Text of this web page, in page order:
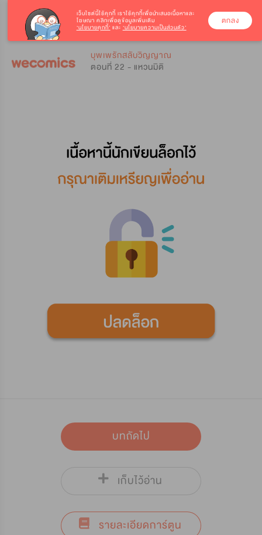
บุพเพรักสลับวิญญาณ
ตอนที่ 22 - แหวนมิติ
บทถัดไป
เก็บไว้อ่าน
รายละเอียดการ์ตูน
เว็บไซต์นี้ใช้คุกกี้ เราใช้คุกกี้เพื่อนำเสนอเนื้อหาและ
โฆษณา คลิกเพื่อดูข้อมูลเพิ่มเติม
‘นโยบายคุกกี้’ และ ‘นโยบายความเป็นส่วนตัว’
ตกลง